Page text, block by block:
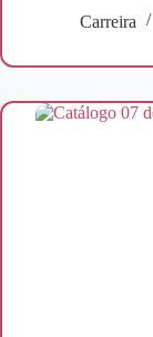
Carreira